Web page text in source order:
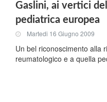
Gaslini, ai vertici
pediatrica europea
Martedi 16 Giugno 2009
Un bel riconoscimento alla
reumatologico e a quella